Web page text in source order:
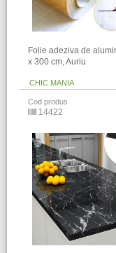
Folie adeziva de
x 300 cm, Auriu
CHIC MANIA
Cod produs
14422